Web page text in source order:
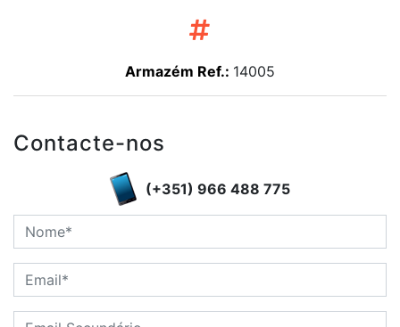
Armazém Ref.: 14005
Contacte-nos
(+351) 966 488 775